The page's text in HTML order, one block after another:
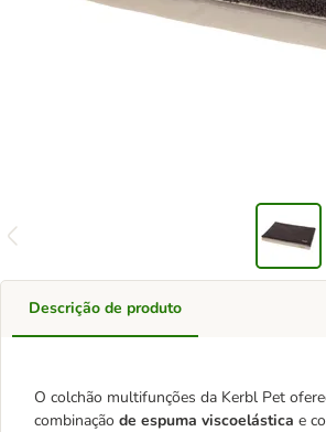
Descrição de produto
O colchão multifunções da Kerbl Pet
combinação de espuma viscoelástica e